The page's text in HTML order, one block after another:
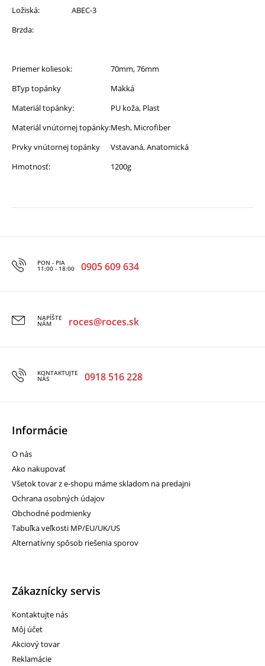
Ložiská:
ABEC-3
Brzda:
Priemer koliesok:
70mm, 76mm
BTyp topánky
Mäkká
Materiál topánky:
PU koža, Plast
Materiál vnútornej topánky:Mesh, Microfiber
Prvky vnútornej topánky
Vstavaná, Anatomická
Hmotnosť:
1200g
PON - PIA
11:00 - 18:00 0905 609 634
NAPÍŠTE
NÁM roces@roces.sk
KONTAKTUJTE
NÁS 0918 516 228
Informácie
O nás
Ako nakupovať
Všetok tovar z e-shopu máme skladom na predajni
Ochrana osobných údajov
Obchodné podmienky
Tabuľka veľkosti MP/EU/UK/US
Alternatívny spôsob riešenia sporov
Zákaznícky servis
Kontaktujte nás
Môj účet
Akciový tovar
Reklamácie